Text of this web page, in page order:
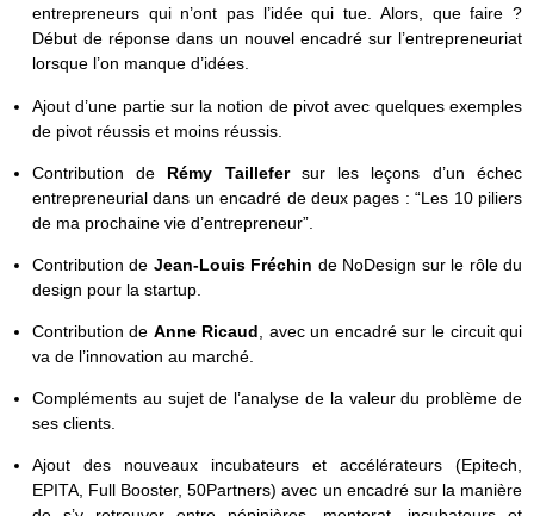
entrepreneurs qui n’ont pas l’idée qui tue. Alors, que faire ?
Début de réponse dans un nouvel encadré sur l’entrepreneuriat
lorsque l’on manque d’idées.
Ajout d’une partie sur la notion de pivot avec quelques exemples
de pivot réussis et moins réussis.
Contribution de Rémy Taillefer sur les leçons d’un échec
entrepreneurial dans un encadré de deux pages : “Les 10 piliers
de ma prochaine vie d’entrepreneur”.
Contribution de Jean-Louis Fréchin de NoDesign sur le rôle du
design pour la startup.
Contribution de Anne Ricaud , avec un encadré sur le circuit qui
va de l’innovation au marché.
Compléments au sujet de l’analyse de la valeur du problème de
ses clients.
Ajout des nouveaux incubateurs et accélérateurs (Epitech,
EPITA, Full Booster, 50Partners) avec un encadré sur la manière